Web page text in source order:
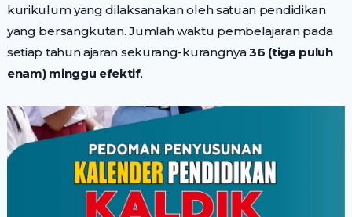
kurikulum yang dilaksanakan oleh satuan pendidikan
yang bersangkutan. Jumlah waktu pembelajaran pada
setiap tahun ajaran sekurang-kurangnya36 (tiga puluh
enam) minggu efektif.